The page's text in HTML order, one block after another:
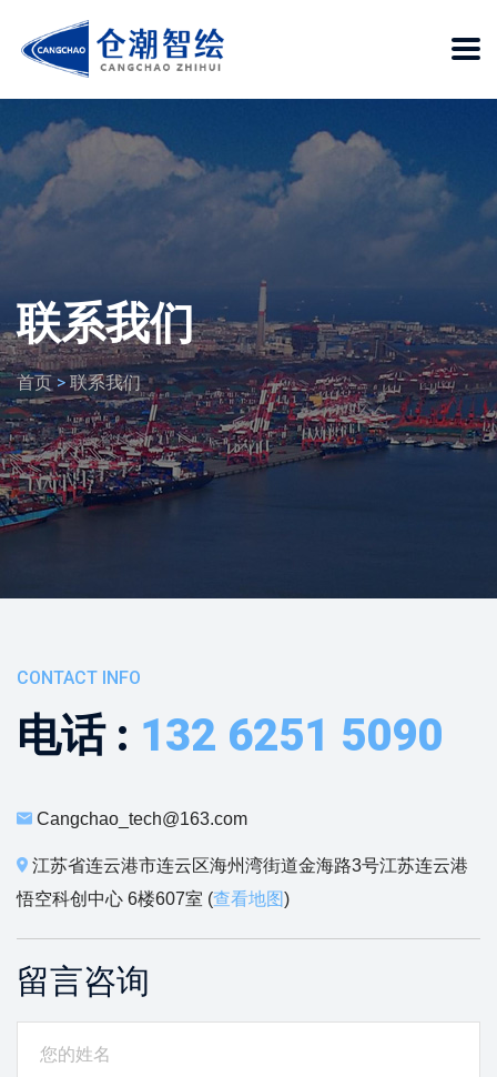
联系我们
首页>联系我们
CONTACT INFO
电话 : 132 6251 5090
Cangchao_tech@163.com
江苏省连云港市连云区海州湾街道金海路3号江苏连云港
悟空科创中心 6楼607室 (查看地图)
留言咨询